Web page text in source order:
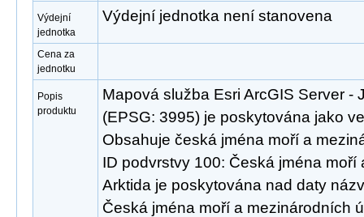
Výdejní
jednotka
Výdejní jednotka není stanovena
Cena za
jednotku
Popis
produktu
Mapová služba Esri ArcGIS Server -
(EPSG: 3995) je poskytována jako
Obsahuje česká jména moří a
ID podvrstvy 100: Česká jména
Arktida je poskytována nad daty
Česká jména moří a mezinárodních